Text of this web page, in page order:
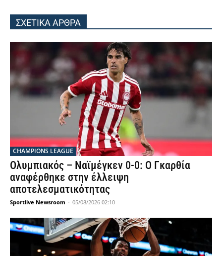
ΣΧΕΤΙΚΑ ΑΡΘΡΑ
CHAMPIONS LEAGUE
Ολυμπιακός – Ναϊμέγκεν 0-0: Ο Γκαρθία
αναφέρθηκε στην έλλειψη
αποτελεσματικότητας
Sportlive Newsroom - 05/08/2026 02:10